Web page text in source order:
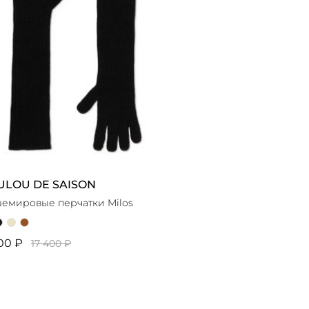
DE SAISON
перчатки Milos
₽ 17 400 ₽